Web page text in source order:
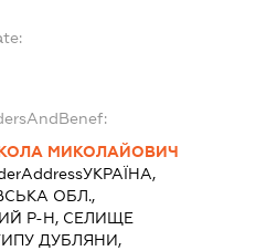
МИКОЛАЙОВИЧ
УКРАЇНА,
ОБЛ.,
Р-Н, СЕЛИЩЕ
ДУБЛЯНИ,